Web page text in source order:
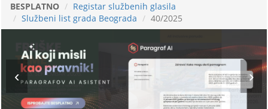
BESPLATNO
Registar službenih glasila
Službeni list grada Beograda
40/2025